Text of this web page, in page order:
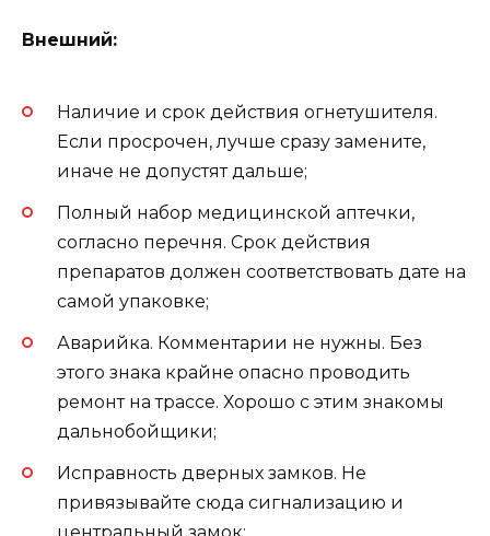
Внешний:
Наличие и срок действия огнетушителя.
Если просрочен, лучше сразу замените,
иначе не допустят дальше;
Полный набор медицинской аптечки,
согласно перечня. Срок действия
препаратов должен соответствовать дате на
самой упаковке;
Аварийка. Комментарии не нужны. Без
этого знака крайне опасно проводить
ремонт на трассе. Хорошо с этим знакомы
дальнобойщики;
Исправность дверных замков. Не
привязывайте сюда сигнализацию и